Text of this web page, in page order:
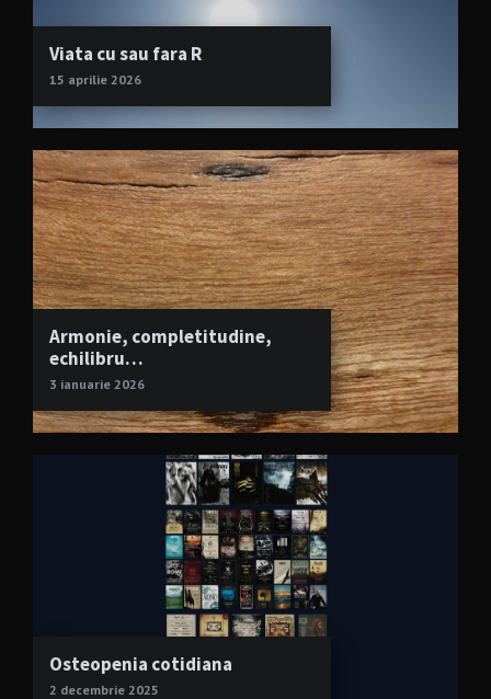
Viata cu sau fara R
15 aprilie 2026
Armonie, completitudine,
echilibru…
3 ianuarie 2026
Osteopenia cotidiana
2 decembrie 2025